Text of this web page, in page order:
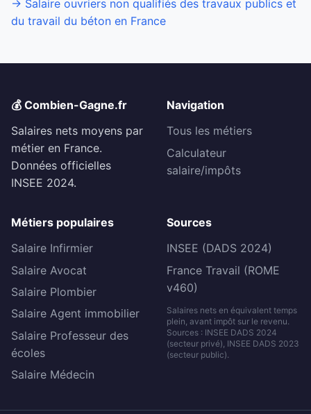
→ Salaire ouvriers non qualifiés des travaux publics et
du travail du béton en France
💰 Combien-Gagne.fr
Salaires nets moyens par
métier en France.
Données officielles
INSEE 2024.
Navigation
Tous les métiers
Calculateur
salaire/impôts
Métiers populaires
Salaire Infirmier
Salaire Avocat
Salaire Plombier
Salaire Agent immobilier
Salaire Professeur des
écoles
Salaire Médecin
Sources
INSEE (DADS 2024)
France Travail (ROME
v460)
Salaires nets en équivalent temps
plein, avant impôt sur le revenu.
Sources : INSEE DADS 2024
(secteur privé), INSEE DADS 2023
(secteur public).